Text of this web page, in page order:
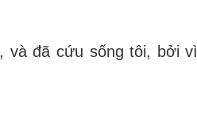
và đã cứu sống tôi, bởi vì